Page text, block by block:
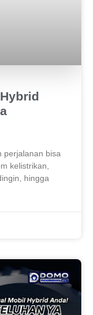
perjalanan bisa
kelistrikan,
hingga